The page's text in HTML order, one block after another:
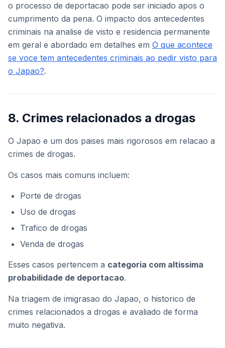
o processo de deportacao pode ser iniciado apos o
cumprimento da pena. O impacto dos antecedentes
criminais na analise de visto e residencia permanente
em geral e abordado em detalhes em O que acontece
se voce tem antecedentes criminais ao pedir visto para
o Japao?.
8. Crimes relacionados a drogas
O Japao e um dos paises mais rigorosos em relacao a
crimes de drogas.
Os casos mais comuns incluem:
Porte de drogas
Uso de drogas
Trafico de drogas
Venda de drogas
Esses casos pertencem a categoria com altissima
probabilidade de deportacao.
Na triagem de imigrasao do Japao, o historico de
crimes relacionados a drogas e avaliado de forma
muito negativa.